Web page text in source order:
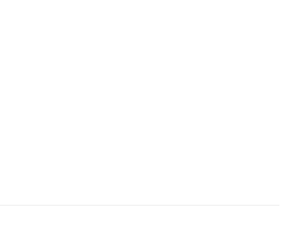
— Italské holistic krmivo